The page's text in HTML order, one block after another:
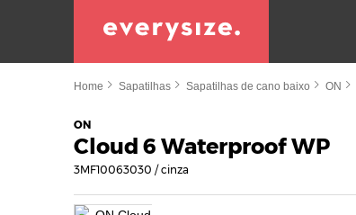
Home Sapatilhas Sapatilhas de cano baixo ON
ON
Cloud 6 Waterproof WP
3MF10063030 / cinza